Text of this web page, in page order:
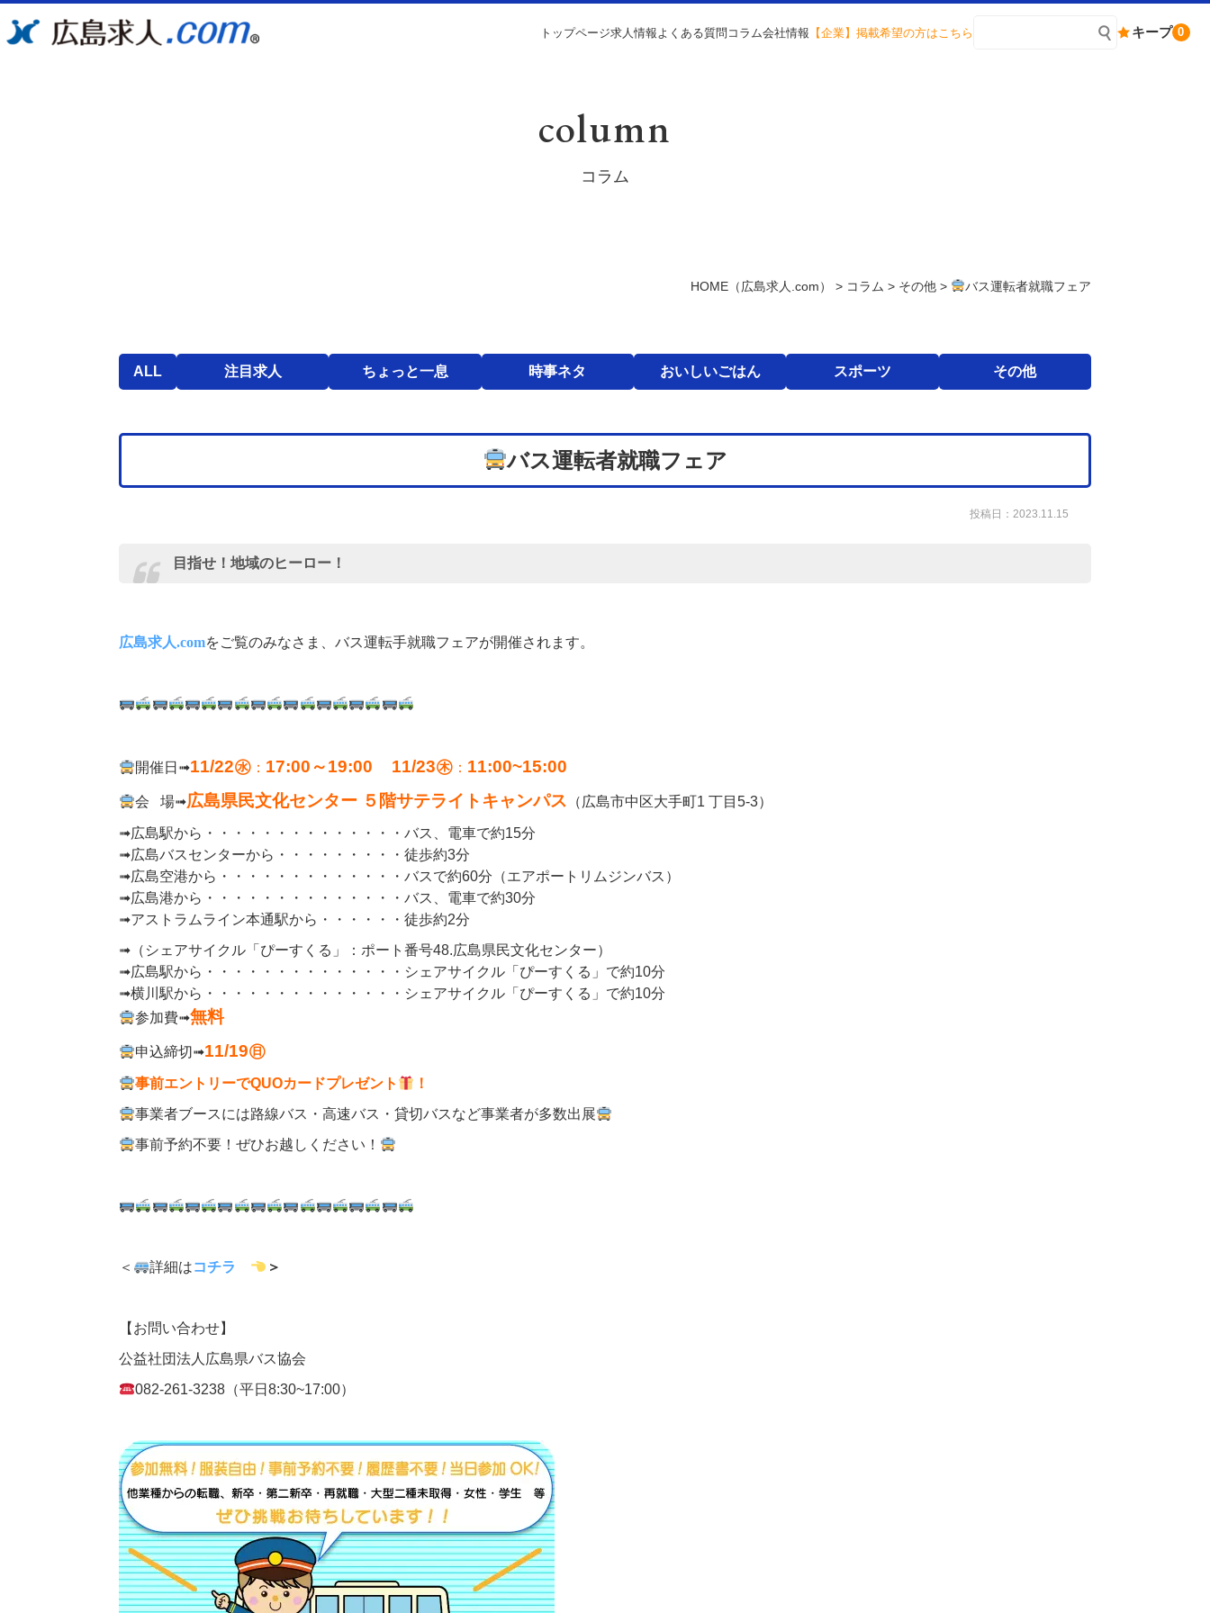
トップページ求人情報よくある質問 コラム会社情報 【企業】掲載希望の方はこちら キープ 0
column
コラム
HOME （広島求人.com） > コラム > その他 > バス運転者就職フェア
ALL 注目求人 ちょっと一息 時事ネタ おいしいごはん スポーツ その他
バス運転者就職フェア
投稿日：2023.11.15
目指せ！地域のヒーロー！
広島求人.comをご覧のみなさま、バス運転手就職フェアが開催されます。
開催日➟11/22㊌ ： 17:00～19:00 11/23㊍ ： 11:00~15:00
会 場➟広島県民文化センター ５階サテライトキャンパス （広島市中区大手町1 丁目5-3）
➟広島駅から・・・ ・・・・・・・・・・・ バス、電車で約15分
➟広島バスセンターから・・・ ・・・・・・ 徒歩約3分
➟広島空港から・・・ ・・・・・・・・・・ バスで約60分（エアポートリムジンバス）
➟広島港から・・・ ・・・・・・・・・・・ バス、電車で約30分
➟アストラムライン本通駅から・・・ ・・・ 徒歩約2分
➟ （シェアサイクル「ぴーすくる」：ポート番号48.広島県民文化センター）
➟広島駅から・・・ ・・・・・・・・・・・ シェアサイクル「ぴーすくる」で約10分
➟横川駅から・・・ ・・・・・・・・・・・ シェアサイクル「ぴーすくる」で約10分
参加費➟無料
申込締切➟11/19㊐
事前エントリーでQUOカードプレゼント
！
事業者ブースには路線バス・高速バス・貸切バスなど事業者が多数出展
事前予約不要！ぜひお越しください！
＜ 詳細はコチラ ＞
【お問い合わせ】
公益社団法人広島県バス協会
082-261-3238（平日8:30~17:00）